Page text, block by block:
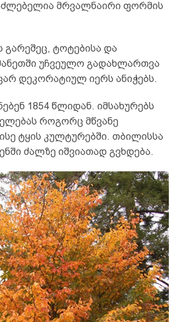
მრვალნაირი ფორმის
გარეშეც, ტოტებისა და
უჩვეულო გადახლართვა
დეკორატიულ იერს ანიჭებს.
1854 წლიდან. იმსახურებს
როგორც მწვანე
ტყის კულტურებში. თბილისსა
ძალზე იშვიათად გვხდება.